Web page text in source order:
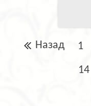
Назад 1
14